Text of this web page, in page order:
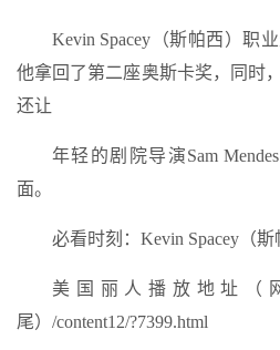
Kevin Spacey（斯帕西）职
他拿回了第二座奥斯卡奖，同时
还让
年轻的剧院导演Sam
面。
必看时刻：Kevin Spacey（
美国丽人播放地址（
尾）/content12/?7399.html